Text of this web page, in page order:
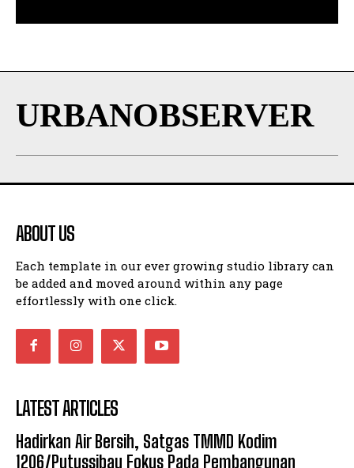
URBANOBSERVER
ABOUT US
Each template in our ever growing studio library can
be added and moved around within any page
effortlessly with one click.
LATEST ARTICLES
Hadirkan Air Bersih, Satgas TMMD Kodim
1206/Putussibau Fokus Pada Pembangunan